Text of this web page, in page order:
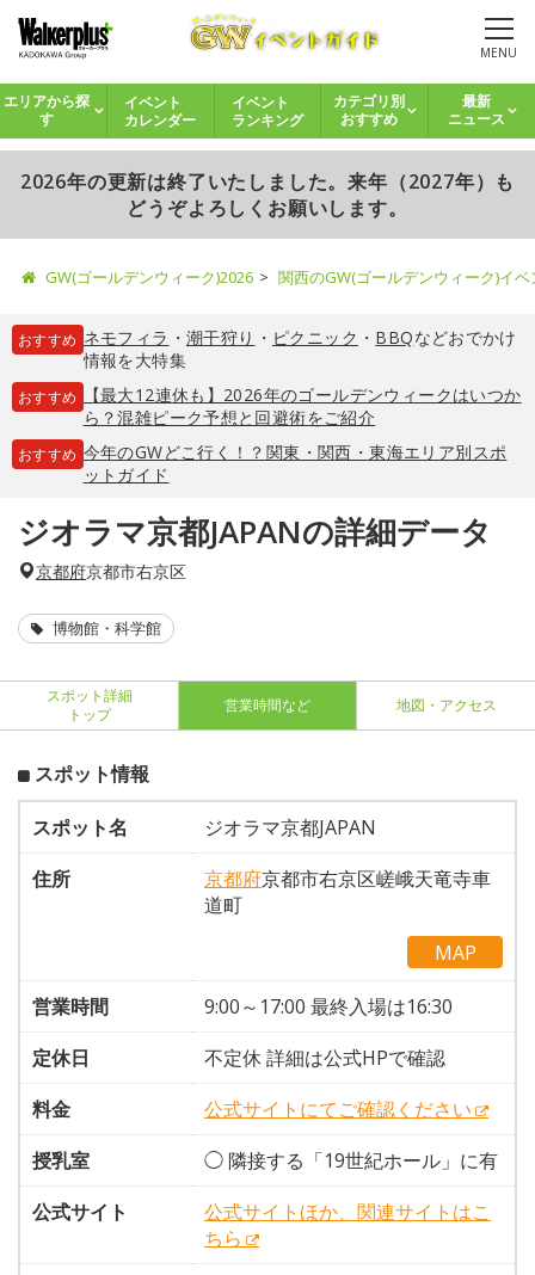
MENU
エリアから探
す
イベント
カレンダー
イベント
ランキング
カテゴリ別
おすすめ
最新
ニュース
2026年の更新は終了いたしました。来年（2027年）も
どうぞよろしくお願いします。
GW(ゴールデンウィーク)2026 関西のGW(ゴールデンウィーク)イ
おすすめ ネモフィラ ・ 潮干狩り ・ ピクニック ・ BBQなどおでかけ
情報を大特集
おすすめ
【最大12連休も】2026年のゴールデンウィークはいつか
ら？混雑ピーク予想と回避術をご紹介
おすすめ 今年のGWどこ行く！？関東・関西・東海エリア別スポ
ットガイド
ジオラマ京都JAPANの詳細データ
京都府京都市右京区
博物館・科学館
スポット詳細
トップ
営業時間など 地図・アクセス
スポット情報
スポット名
ジオラマ京都JAPAN
住所
京都府京都市右京区嵯峨天竜寺車
道町
MAP
営業時間
9:00～17:00 最終入場は16:30
定休日
不定休 詳細は公式HPで確認
料金
公式サイトにてご確認ください
授乳室
◯ 隣接する「19世紀ホール」に有
公式サイト
公式サイトほか、関連サイトはこ
ちら